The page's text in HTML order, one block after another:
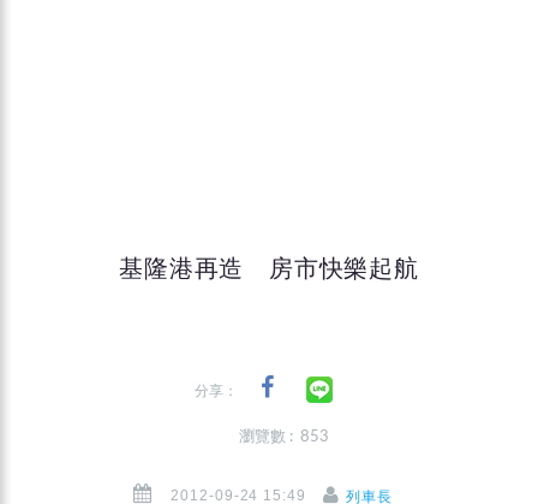
基隆港再造 房市快樂起航
分享：
瀏覽數 : 853
2012-09-24 15:49 列車長